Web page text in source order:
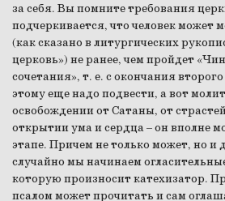
за себя. Вы помните требования
подчеркивается, что человек может
(как сказано в литургических
церковь») не ранее, чем пройдет
сочетания», т. е. с окончания
этому еще надо подвести, а вот
освобождении от Сатаны, от
открытии ума и сердца – он вполне
этапе. Причем не только может, но и
случайно мы начинаем
которую произносит катехизатор.
псалом может прочитать и сам